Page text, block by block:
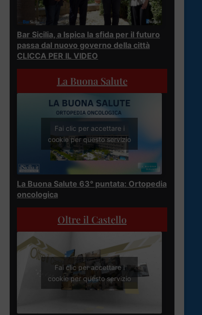
Bar Sicilia, a Ispica la sfida per il futuro
passa dal nuovo governo della città
CLICCA PER IL VIDEO
La Buona Salute
Fai clic per accettare i
cookie per questo servizio
La Buona Salute 63° puntata: Ortopedia
oncologica
Oltre il Castello
Fai clic per accettare i
cookie per questo servizio